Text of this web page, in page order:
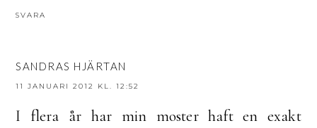
SVARA
SANDRAS HJÄRTAN
11 JANUARI 2012 KL. 12:52
I flera år har min moster haft en exakt